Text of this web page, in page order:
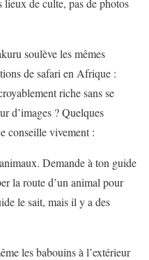
lieux de culte, pas de photos
soulève les mêmes
de safari en Afrique :
riche sans se
d’images ? Quelques
conseille vivement :
Demande à ton guide
la route d’un animal pour
le sait, mais il y a des
les babouins à l’extérieur